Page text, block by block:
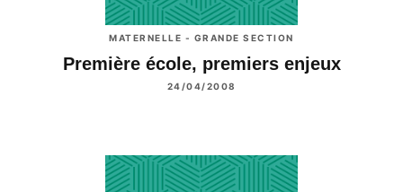
MATERNELLE - GRANDE SECTION
Première école, premiers enjeux
24/04/2008